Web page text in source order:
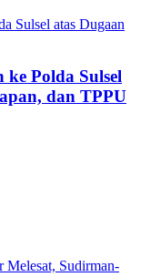
Polda Sulsel
dan TPPU